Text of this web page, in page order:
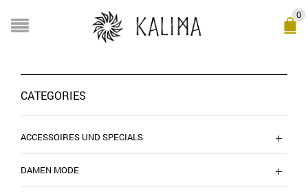
0
CATEGORIES
ACCESSOIRES UND SPECIALS
DAMEN MODE